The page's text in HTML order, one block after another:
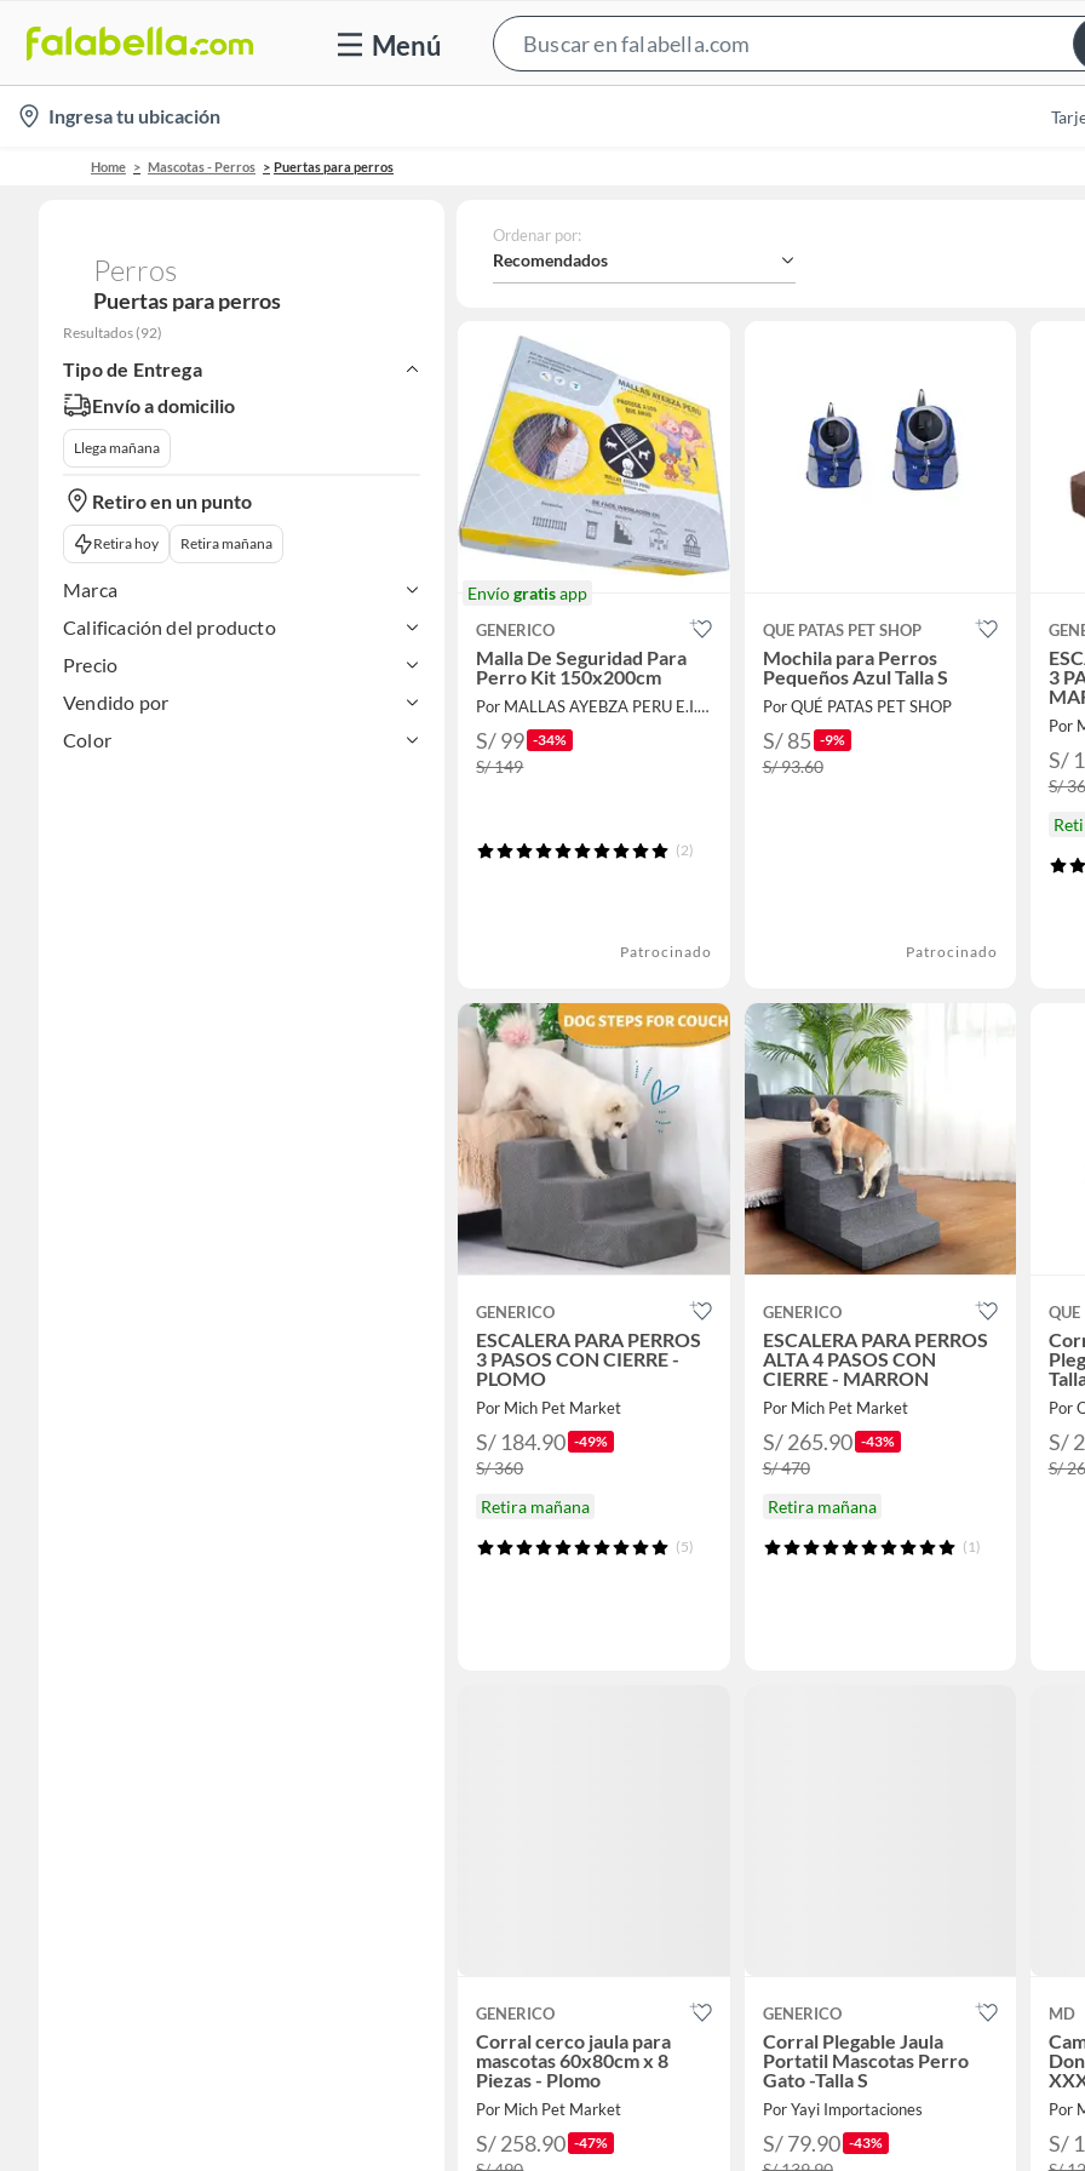
Menú
Bar
location-
icon
Ingresa tu ubicación
Home Mascotas - Perros Puertas para perros
Perros
Puertas para perros
Resultados (92)
Tipo de Entrega
Envío a domicilio
Llega mañana
Retiro en un punto
Retira hoy Retira mañana
Marca
Calificación del producto
Precio
Vendido por
Color
Ordenar por:
Recomendados
Envíogratisapp
GENERICO
Malla De Seguridad Para
Perro Kit 150x200cm
Por MALLAS AYEBZA PERU E.I.R.L
S/ 99 -34%
S/ 149
(2)
Patrocinado
QUE PATAS PET SHOP
Mochila para Perros
Pequeños Azul Talla S
Por QUÉ PATAS PET SHOP
S/ 85 -9%
S/ 93.60
Patrocinado
3
Por
S/
S/
GENERICO
ESCALERA PARA PERROS
3 PASOS CON CIERRE -
PLOMO
Por Mich Pet Market
S/ 184.90 -49%
S/ 360
Retira mañana
(5)
GENERICO
ESCALERA PARA PERROS
ALTA 4 PASOS CON
CIERRE - MARRON
Por Mich Pet Market
S/ 265.90 -43%
S/ 470
Retira mañana
(1)
QUE
Por
S/
S/
GENERICO
Corral cerco jaula para
mascotas 60x80cm x 8
Piezas - Plomo
Por Mich Pet Market
S/ 258.90 -47%
GENERICO
Corral Plegable Jaula
Portatil Mascotas Perro
Gato -Talla S
Por Yayi Importaciones
S/ 79.90 -43%
MD
Por
S/